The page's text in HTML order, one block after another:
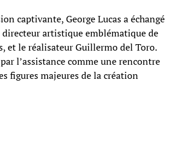
captivante, George Lucas a échangé
directeur artistique emblématique de
et le réalisateur Guillermo del Toro.
l’assistance comme une rencontre
figures majeures de la création